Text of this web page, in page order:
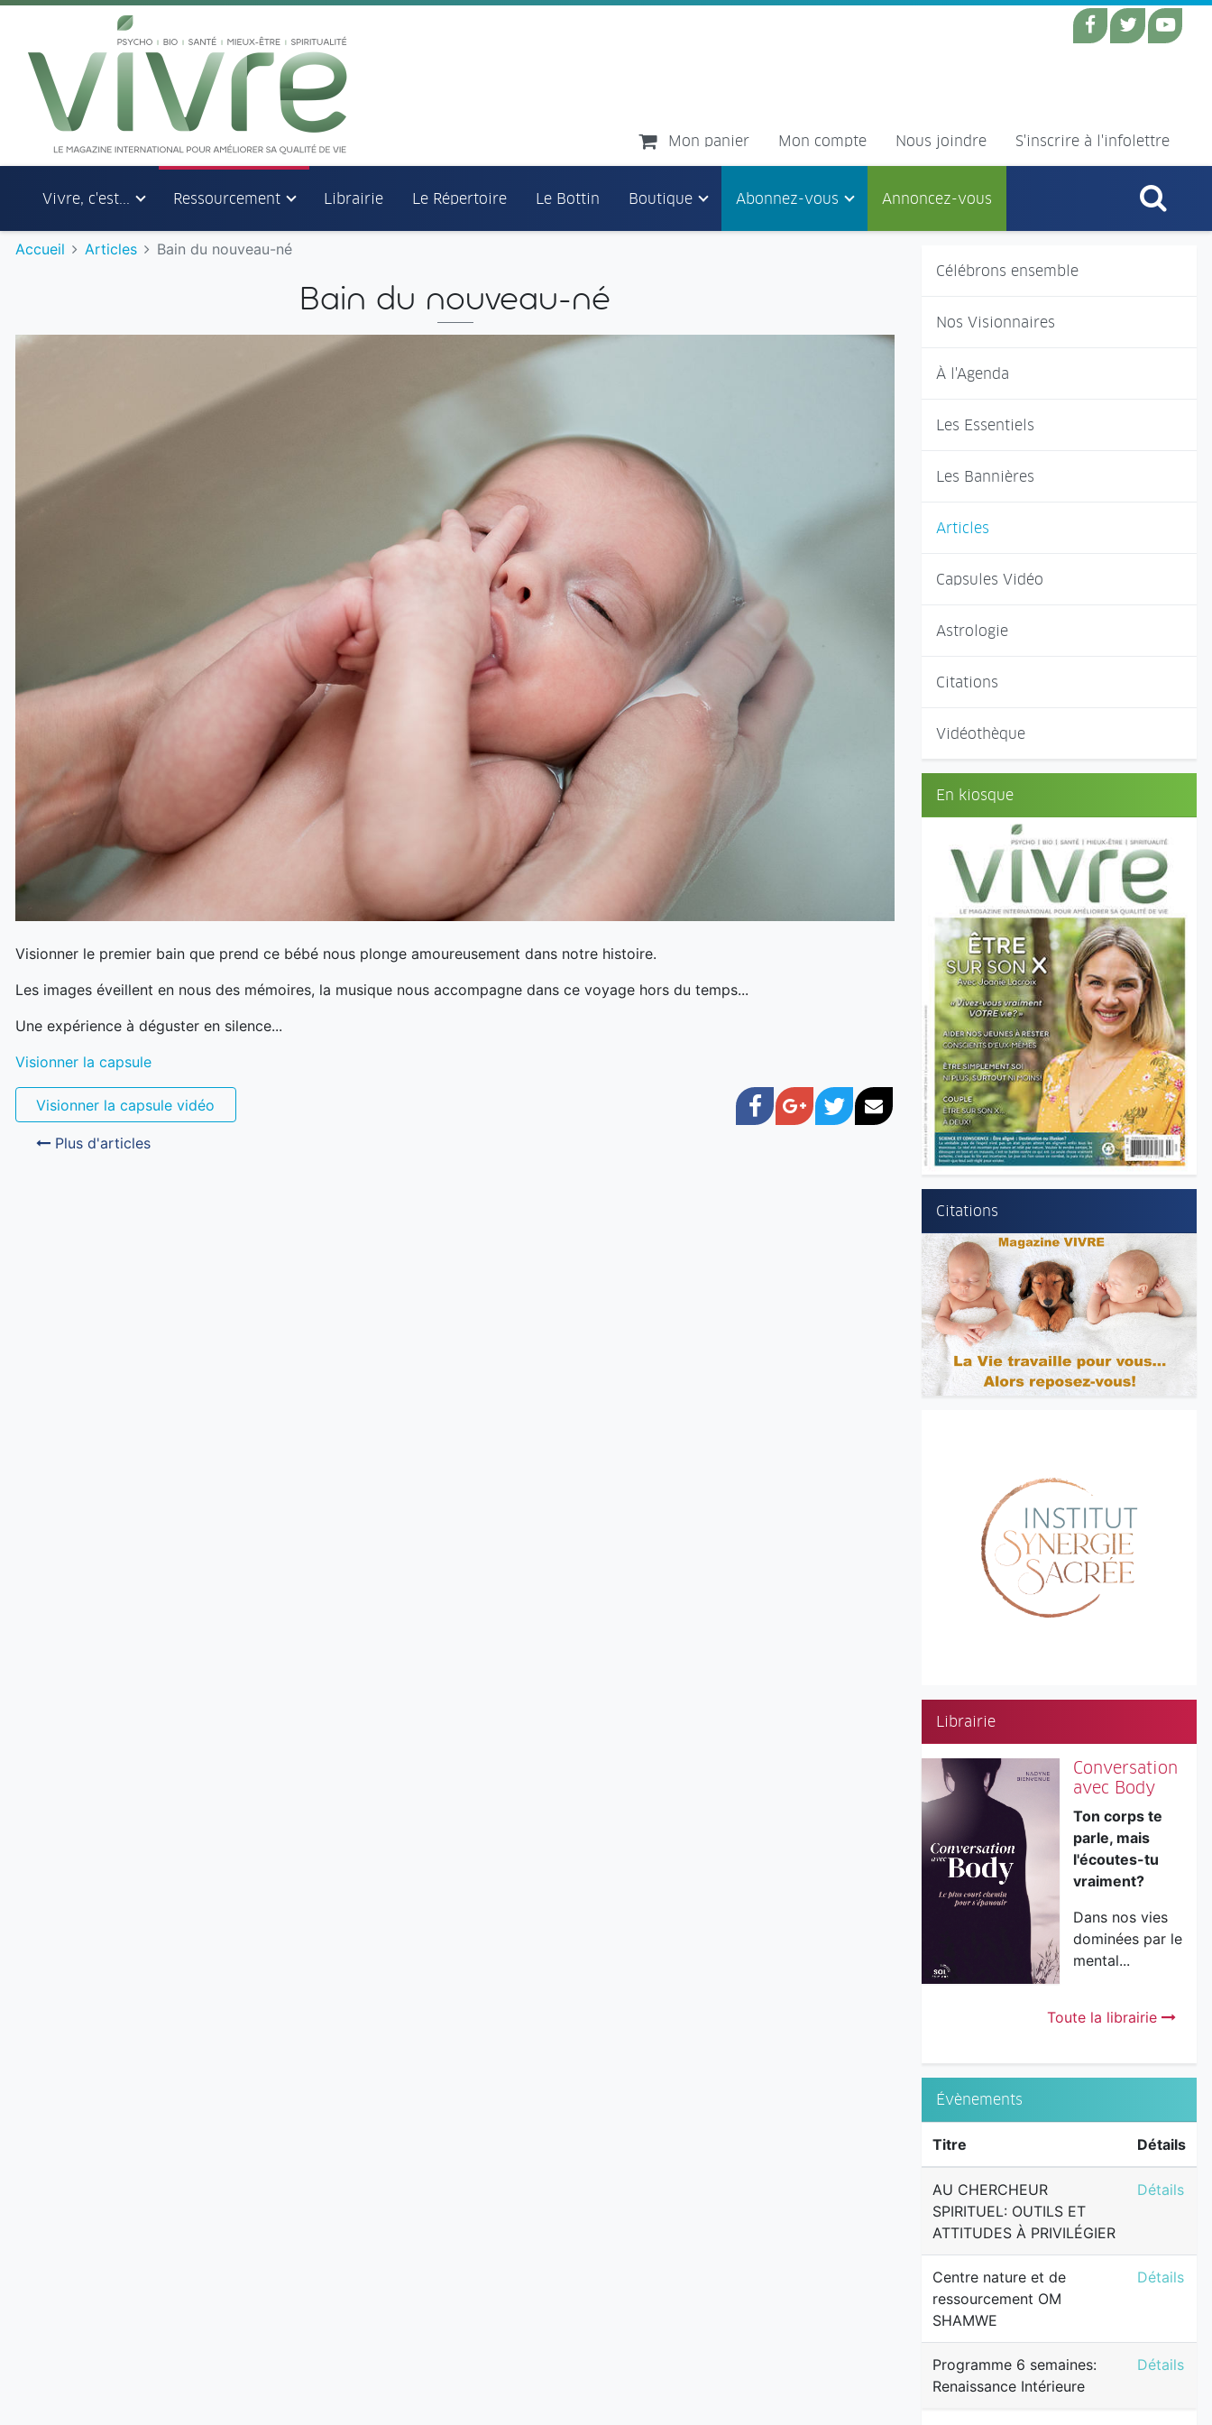
Aller au menu principal
Aller au contenu principal
Mon panier Mon compte Nous joindre S'inscrire à l'infolettre
Vivre, c'est... Ressourcement Librairie Le Répertoire Le Bottin Boutique Abonnez-vous Annoncez-vous
Célébrons ensemble
Nos Visionnaires
À l'Agenda
Les Essentiels
Les Bannières
Articles
Capsules Vidéo
Astrologie
Citations
Vidéothèque
En kiosque
Citations
Librairie
Conversation
avec Body
Ton corps te
parle, mais
l'écoutes-tu
vraiment?
Dans nos vies
dominées par le
mental...
Toute la librairie
Évènements
Titre Détails
AU CHERCHEUR
SPIRITUEL: OUTILS ET
ATTITUDES À PRIVILÉGIER
AU
Détails
Centre nature et de
ressourcement OM
SHAMWE
Centre
Détails
Programme 6 semaines:
Renaissance Intérieure
Détails
Accueil Articles Bain du nouveau-né
Bain du nouveau-né
Visionner le premier bain que prend ce bébé nous plonge amoureusement dans notre histoire.
Les images éveillent en nous des mémoires, la musique nous accompagne dans ce voyage hors du temps...
Une expérience à déguster en silence...
Visionner la capsule
Visionner la capsule vidéo Facebook
Google+
TwitterCourriel
Plus d'articles